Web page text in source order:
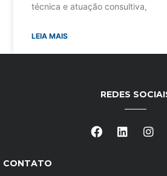
técnica e atuação consultiva,
LEIA MAIS
CONTATO
REDES